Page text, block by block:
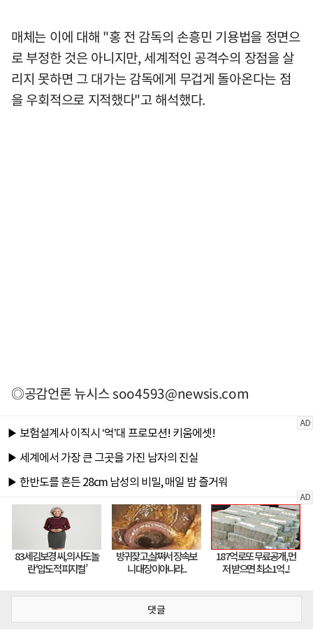
매체는 이에 대해 "홍 전 감독의 손흥민 기용법을 정면으
로 부정한 것은 아니지만, 세계적인 공격수의 장점을 살
리지 못하면 그 대가는 감독에게 무겁게 돌아온다는 점
을 우회적으로 지적했다"고 해석했다.
◎공감언론 뉴시스soo4593@newsis.com
댓글